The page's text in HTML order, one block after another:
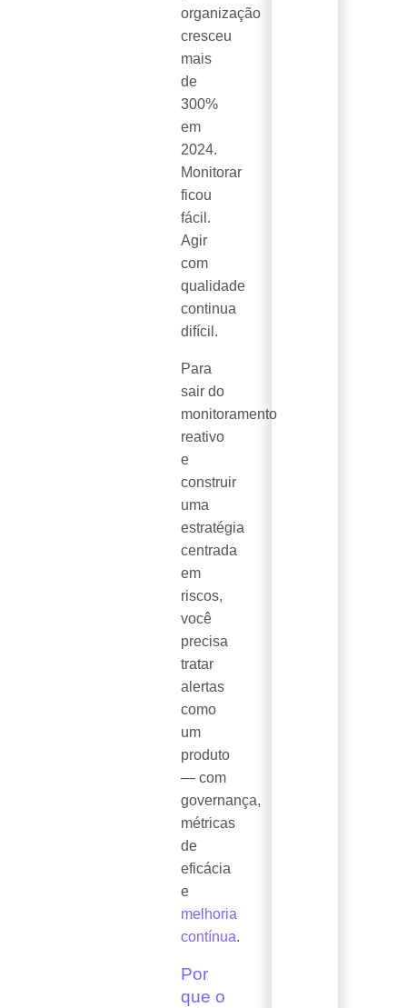
organização
cresceu
mais
de
300%
em
2024.
Monitorar
ficou
fácil.
Agir
com
qualidade
continua
difícil.
Para
sair do
monitoramento
reativo
e
construir
uma
estratégia
centrada
em
riscos,
você
precisa
tratar
alertas
como
um
produto
— com
governança,
métricas
de
eficácia
e
melhoria
contínua.
Por
que o